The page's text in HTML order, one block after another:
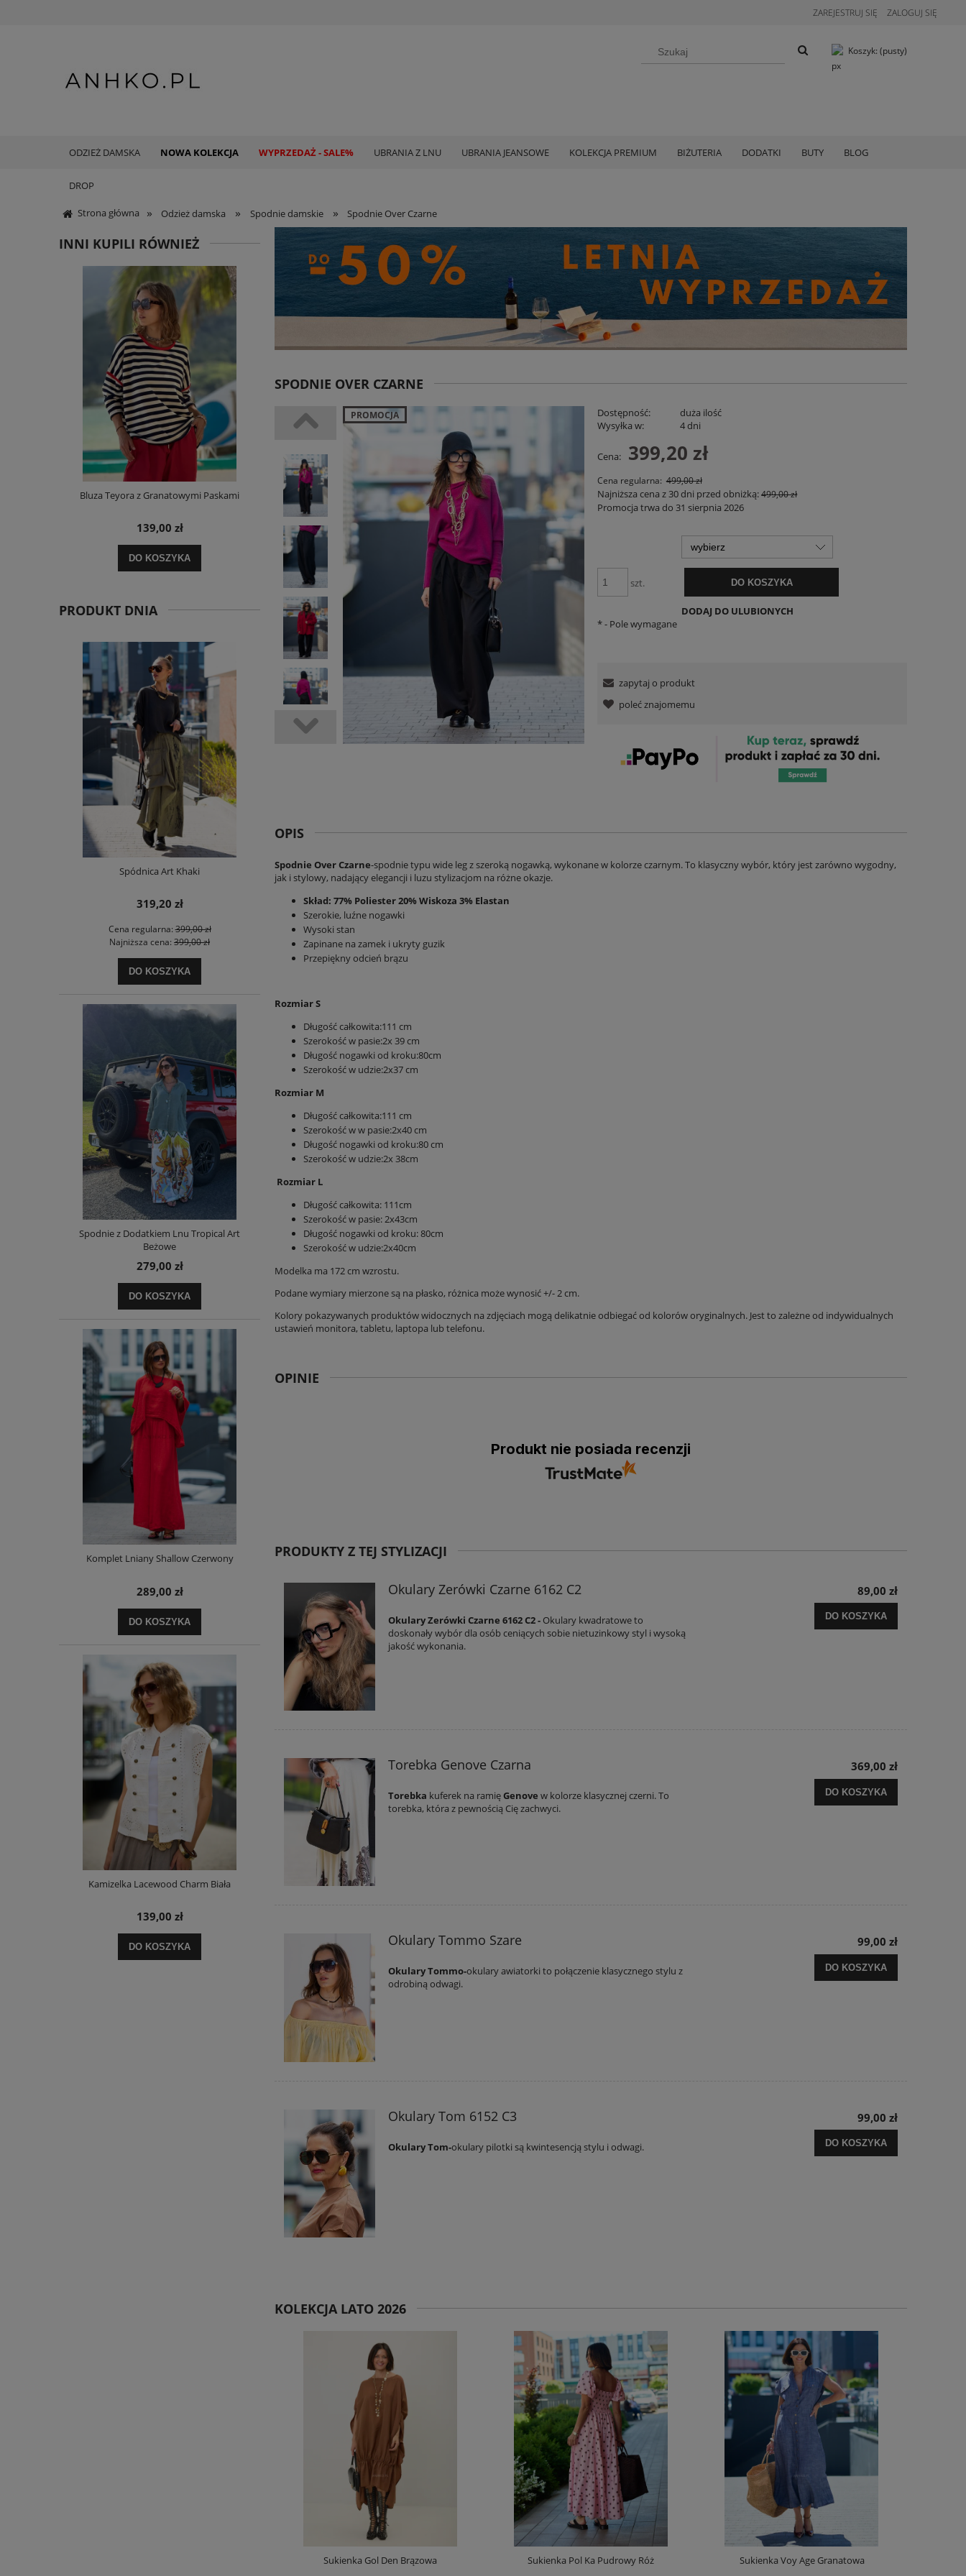
ZAREJESTRUJ SIĘ ZALOGUJ SIĘ
Koszyk: (pusty)
ODZIEŻ DAMSKA NOWA KOLEKCJA WYPRZEDAŻ - SALE% UBRANIA Z LNU UBRANIA JEANSOWE KOLEKCJA PREMIUM BIŻUTERIA DODATKI BUTY BLOG
DROP
Strona główna » Odzież damska » Spodnie damskie » Spodnie Over Czarne
INNI KUPILI RÓWNIEŻ
Bluza Teyora z Granatowymi Paskami
139,00 zł
DO KOSZYKA
Sukienka Lniana Charllote Bloom Taupe
199,00 zł
DO KOSZYKA
Spodnie RelaxFit Czerwone
159,00 zł
DO KOSZYKA
Lniana Bluzka Revista Biała
DO KOSZYKA
PRODUKT DNIA
Spódnica Art Khaki
319,20 zł
Cena regularna:399,00 zł
Najniższa cena: 399,00 zł
DO KOSZYKA
Spodnie z Dodatkiem Lnu Tropical Art
Beżowe
279,00 zł
DO KOSZYKA
Komplet Lniany Shallow Czerwony
289,00 zł
DO KOSZYKA
Kamizelka Lacewood Charm Biała
139,00 zł
DO KOSZYKA
SPODNIE OVER CZARNE
PROMOCJA Dostępność:
duża ilość
Wysyłka w:
4 dni
Cena: 399,20 zł
Cena regularna: 499,00 zł
Najniższa cena z 30 dni przed obniżką:499,00 zł
Promocja trwa do 31 sierpnia 2026
szt. DO KOSZYKA
DODAJ DO ULUBIONYCH
*- Pole wymagane
zapytaj o produkt
poleć znajomemu
OPIS
Spodnie Over Czarne-spodnie typu wide leg z szeroką nogawką, wykonane w kolorze czarnym. To klasyczny wybór, który jest zarówno wygodny,
jak i stylowy, nadający elegancji i luzu stylizacjom na różne okazje.
Skład: 77% Poliester 20% Wiskoza 3% Elastan
Szerokie, luźne nogawki
Wysoki stan
Zapinane na zamek i ukryty guzik
Przepiękny odcień brązu
Rozmiar S
Długość całkowita:111 cm
Szerokość w pasie:2x 39 cm
Długość nogawki od kroku:80cm
Szerokość w udzie:2x37 cm
Rozmiar M
Długość całkowita:111 cm
Szerokość w w pasie:2x40 cm
Długość nogawki od kroku:80 cm
Szerokość w udzie:2x 38cm
Rozmiar L
Długość całkowita: 111cm
Szerokość w pasie: 2x43cm
Długość nogawki od kroku: 80cm
Szerokość w udzie:2x40cm
Modelka ma 172 cm wzrostu.
Podane wymiary mierzone są na płasko, różnica może wynosić +/- 2 cm.
Kolory pokazywanych produktów widocznych na zdjęciach mogą delikatnie odbiegać od kolorów oryginalnych. Jest to zależne od indywidualnych
ustawień monitora, tabletu, laptopa lub telefonu.
OPINIE
Produkt nie posiada recenzji
PRODUKTY Z TEJ STYLIZACJI
Okulary Zerówki Czarne 6162 C2
Okulary Zerówki Czarne 6162 C2 - Okulary kwadratowe to
doskonały wybór dla osób ceniących sobie nietuzinkowy styl i wysoką
jakość wykonania.
89,00 zł
DO KOSZYKA
Torebka Genove Czarna
Torebka kuferek na ramięGenovew kolorze klasycznej czerni. To
torebka, która z pewnością Cię zachwyci.
369,00 zł
DO KOSZYKA
Okulary Tommo Szare
Okulary Tommo-okulary awiatorki to połączenie klasycznego stylu z
odrobiną odwagi.
99,00 zł
DO KOSZYKA
Okulary Tom 6152 C3
Okulary Tom-okulary pilotki są kwintesencją stylu i odwagi.
99,00 zł
DO KOSZYKA
KOLEKCJA LATO 2026
Sukienka Gol Den Brązowa Sukienka Pol Ka Pudrowy Róż Sukienka Voy Age Granatowa